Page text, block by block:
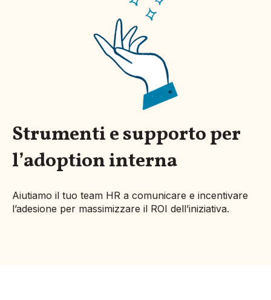
Strumenti e supporto per
l’adoption interna
Aiutiamo il tuo team HR a comunicare e incentivare
l’adesione per massimizzare il ROI dell’iniziativa.